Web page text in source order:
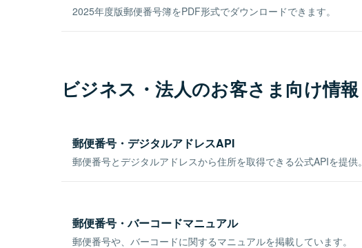
2025年度版郵便番号簿をPDF形式でダウンロードできます。
ビジネス・法人のお客さま向け情報
郵便番号・デジタルアドレスAPI
郵便番号とデジタルアドレスから住所を取得できる公式APIを提供。
郵便番号・バーコードマニュアル
郵便番号や、バーコードに関するマニュアルを掲載しています。